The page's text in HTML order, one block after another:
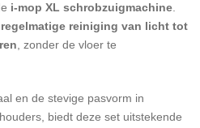
i-mop XL schrobzuigmachine
regelmatige reiniging van licht tot
, zonder de vloer te
en de stevige pasvorm in
biedt deze set uitstekende